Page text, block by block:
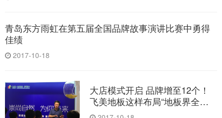
青岛东方雨虹在第五届全国品牌故事演讲比赛中勇得
佳绩
2017-10-18
大店模式开启 品牌增至12个！
飞美地板这样布局“地板界全品
牌服务商”